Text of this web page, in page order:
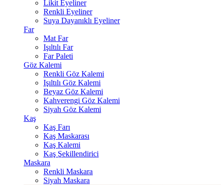
Likit Eyeliner
Renkli Eyeliner
Suya Dayanıklı Eyeliner
Far
Mat Far
Işıltılı Far
Far Paleti
Göz Kalemi
Renkli Göz Kalemi
Işıltılı Göz Kalemi
Beyaz Göz Kalemi
Kahverengi Göz Kalemi
Siyah Göz Kalemi
Kaş
Kaş Farı
Kaş Maskarası
Kaş Kalemi
Kaş Şekillendirici
Maskara
Renkli Maskara
Siyah Maskara